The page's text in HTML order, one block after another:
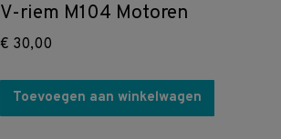
V-riem M104 Motoren
€ 30,00
Toevoegen aan winkelwagen